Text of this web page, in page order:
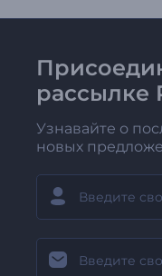
рассылке
Узнавайте о
новых